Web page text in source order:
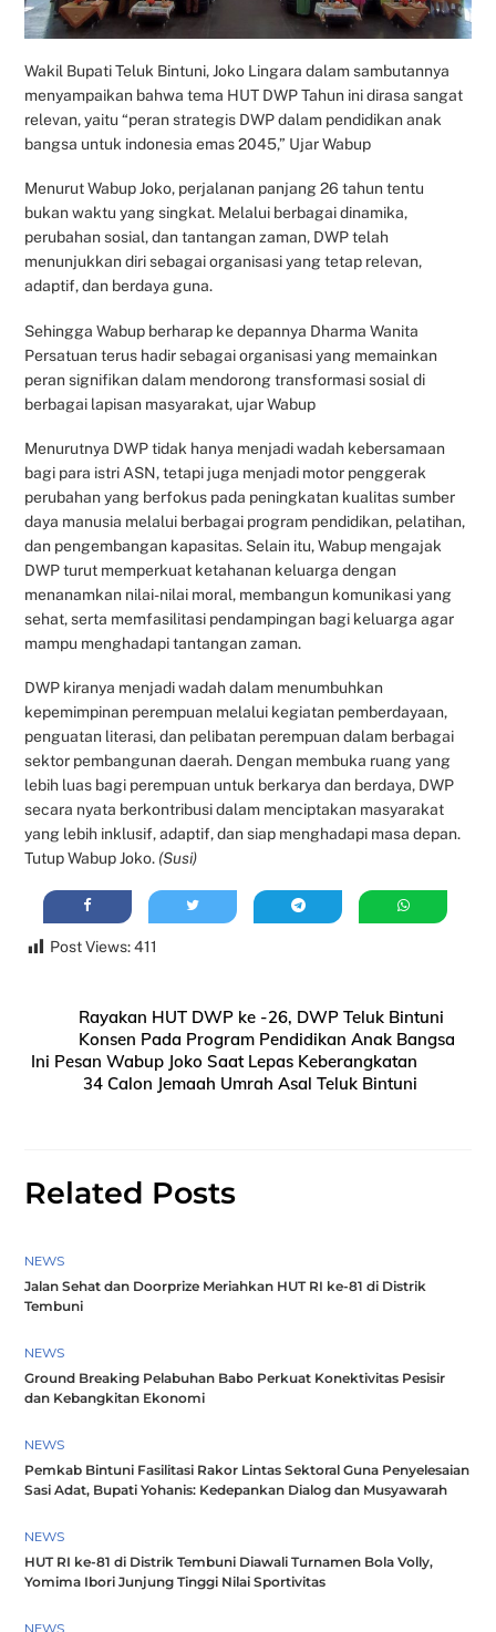
Wakil Bupati Teluk Bintuni, Joko Lingara dalam sambutannya
menyampaikan bahwa tema HUT DWP Tahun ini dirasa sangat
relevan, yaitu “peran strategis DWP dalam pendidikan anak
bangsa untuk indonesia emas 2045,” Ujar Wabup
Menurut Wabup Joko, perjalanan panjang 26 tahun tentu
bukan waktu yang singkat. Melalui berbagai dinamika,
perubahan sosial, dan tantangan zaman, DWP telah
menunjukkan diri sebagai organisasi yang tetap relevan,
adaptif, dan berdaya guna.
Sehingga Wabup berharap ke depannya Dharma Wanita
Persatuan terus hadir sebagai organisasi yang memainkan
peran signifikan dalam mendorong transformasi sosial di
berbagai lapisan masyarakat, ujar Wabup
Menurutnya DWP tidak hanya menjadi wadah kebersamaan
bagi para istri ASN, tetapi juga menjadi motor penggerak
perubahan yang berfokus pada peningkatan kualitas sumber
daya manusia melalui berbagai program pendidikan, pelatihan,
dan pengembangan kapasitas. Selain itu, Wabup mengajak
DWP turut memperkuat ketahanan keluarga dengan
menanamkan nilai-nilai moral, membangun komunikasi yang
sehat, serta memfasilitasi pendampingan bagi keluarga agar
mampu menghadapi tantangan zaman.
DWP kiranya menjadi wadah dalam menumbuhkan
kepemimpinan perempuan melalui kegiatan pemberdayaan,
penguatan literasi, dan pelibatan perempuan dalam berbagai
sektor pembangunan daerah. Dengan membuka ruang yang
lebih luas bagi perempuan untuk berkarya dan berdaya, DWP
secara nyata berkontribusi dalam menciptakan masyarakat
yang lebih inklusif, adaptif, dan siap menghadapi masa depan.
Tutup Wabup Joko. (Susi)
Post Views: 411
Rayakan HUT DWP ke -26, DWP Teluk Bintuni
Konsen Pada Program Pendidikan Anak Bangsa
Ini Pesan Wabup Joko Saat Lepas Keberangkatan
34 Calon Jemaah Umrah Asal Teluk Bintuni
Related Posts
NEWS
Jalan Sehat dan Doorprize Meriahkan HUT RI ke-81 di Distrik
Tembuni
NEWS
Ground Breaking Pelabuhan Babo Perkuat Konektivitas Pesisir
dan Kebangkitan Ekonomi
NEWS
Pemkab Bintuni Fasilitasi Rakor Lintas Sektoral Guna Penyelesaian
Sasi Adat, Bupati Yohanis: Kedepankan Dialog dan Musyawarah
NEWS
HUT RI ke-81 di Distrik Tembuni Diawali Turnamen Bola Volly,
Yomima Ibori Junjung Tinggi Nilai Sportivitas
NEWS